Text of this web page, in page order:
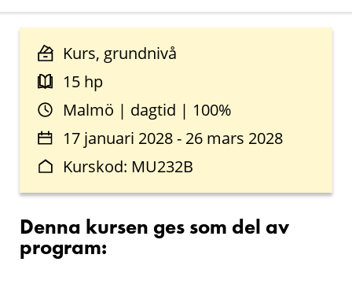
Kurs, grundnivå
15 hp
Malmö | dagtid | 100%
17 januari 2028 - 26 mars 2028
Kurskod: MU232B
Denna kursen ges som del av
program: